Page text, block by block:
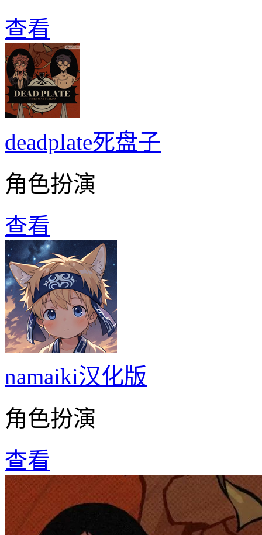
查看
deadplate死盘子
角色扮演
查看
namaiki汉化版
角色扮演
查看